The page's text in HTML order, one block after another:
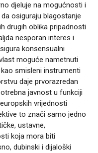
djeluje na mogućnosti i
osiguraju blagostanje
drugih oblika pripadnosti
nesporan interes i
konsensualni
moguće nametnuti
smisleni instrumenti
daje prvorazredan
javnost u funkciji
vrijednosti
to znači samo jedno
ustavne,
koja mora biti
dubinski i dijaloški